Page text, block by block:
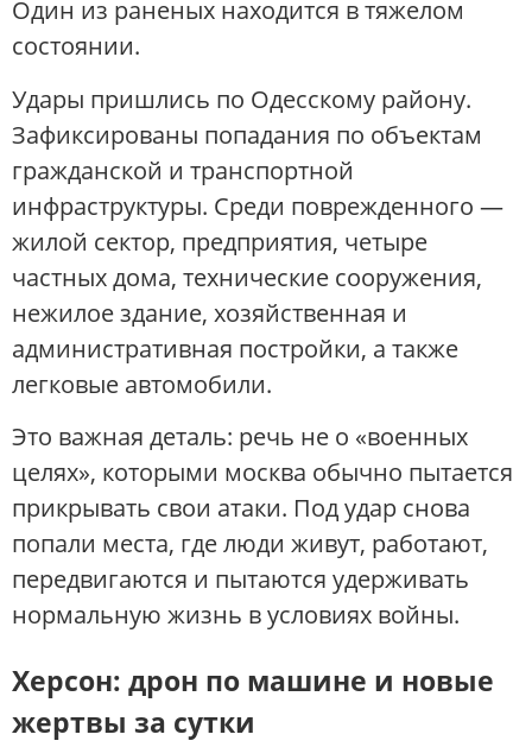
Один из раненых находится в тяжелом
состоянии.
Удары пришлись по Одесскому району.
Зафиксированы попадания по объектам
гражданской и транспортной
инфраструктуры. Среди поврежденного —
жилой сектор, предприятия, четыре
частных дома, технические сооружения,
нежилое здание, хозяйственная и
административная постройки, а также
легковые автомобили.
Это важная деталь: речь не о «военных
целях», которыми москва обычно пытается
прикрывать свои атаки. Под удар снова
попали места, где люди живут, работают,
передвигаются и пытаются удерживать
нормальную жизнь в условиях войны.
Херсон: дрон по машине и новые
жертвы за сутки